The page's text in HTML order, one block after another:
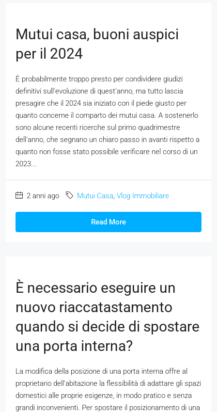
Mutui casa, buoni auspici
per il 2024
È probabilmente troppo presto per condividere giudizi
definitivi sull'evoluzione di quest'anno, ma tutto lascia
presagire che il 2024 sia iniziato con il piede giusto per
quanto concerne il comparto dei mutui casa. A sostenerlo
sono alcune recenti ricerche sul primo quadrimestre
dell'anno, che segnano un chiaro passo in avanti rispetto a
quanto non fosse stato possibile verificare nel corso di un
2023...
2 anni ago Mutui Casa, Vlog Immobiliare
Read More
È necessario eseguire un
nuovo riaccatastamento
quando si decide di spostare
una porta interna?
La modifica della posizione di una porta interna offre al
proprietario dell'abitazione la flessibilità di adattare gli spazi
domestici alle proprie esigenze, in modo pratico e senza
grandi inconvenienti. Per spostare il posizionamento di una